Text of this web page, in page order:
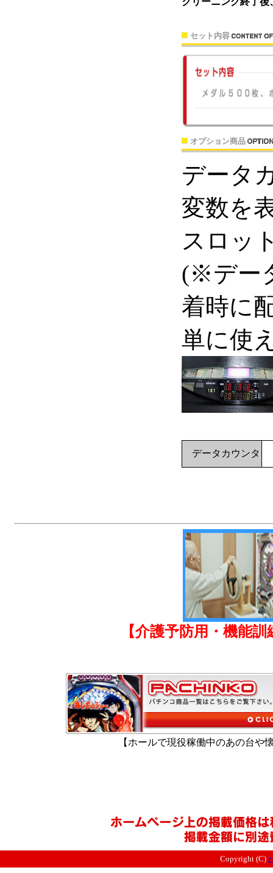
セット内容
オプション商品
データ
変数を
スロッ
(※デー
着時に
単に使
データカウンタ
【介護予防用・機能
【ホールで現役稼働中のあの台や
Copyright (C)